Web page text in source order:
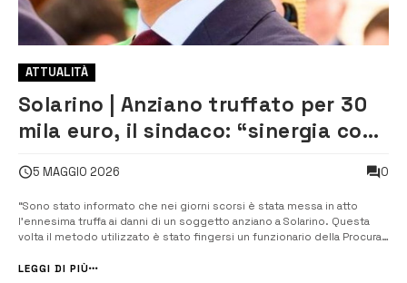
ATTUALITÀ
Solarino | Anziano truffato per 30
mila euro, il sindaco: “sinergia con
cittadini”
5 MAGGIO 2026 0
“Sono stato informato che nei giorni scorsi è stata messa in atto
l’ennesima truffa ai danni di un soggetto anziano a Solarino. Questa
volta il metodo utilizzato è stato fingersi un funzionario della Procura
mila euro”. A dichiararlo è Tiziano Spada, parlamentare regionale e ...
LEGGI DI PIÙ